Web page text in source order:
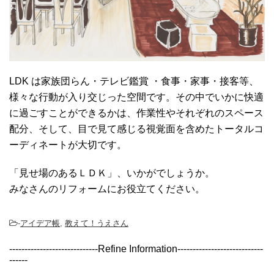
LDK は家族団らん・テレビ鑑賞 ・食事・家事・接客等、
様々な行動が入り交じった空間です。その中でいかに快適
に過ごすことができるかは、作業性やそれぞれのスペース
配分、そして、目で見て感じる視覚面を含めたトータルコ
ーディネートが大切です。
「見せ場のあるＬＤＫ」、いかがでしょうか。
みなさんのリフォームにお役立てください。
-アイデア帳 教えて！うえさん
-----------------------------Refine Information----------------------------
------